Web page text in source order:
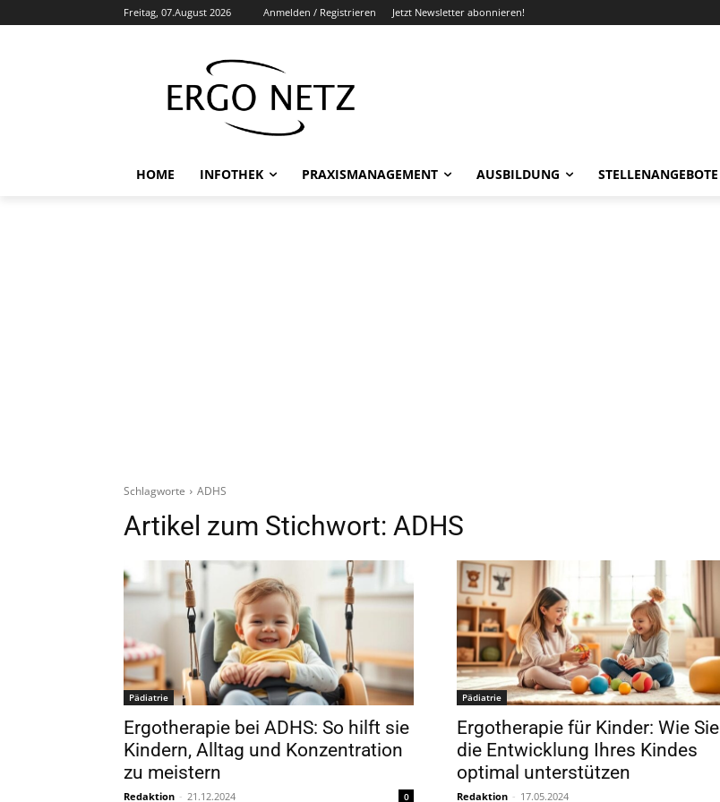
Freitag, 07.August 2026 Anmelden / Registrieren Jetzt Newsletter abonnieren!
HOME INFOTHEK PRAXISMANAGEMENT AUSBILDUNG STELLENANGEBOTE
Schlagworte ADHS
Artikel zum Stichwort: ADHS
Pädiatrie
Ergotherapie bei ADHS: So hilft sie
Kindern, Alltag und Konzentration
zu meistern
Redaktion - 21.12.2024 0
Pädiatrie
Ergotherapie für Kinder: Wie Sie
die Entwicklung Ihres Kindes
optimal unterstützen
Redaktion - 17.05.2024